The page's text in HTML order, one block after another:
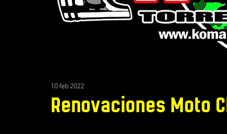
Renovaciones Moto
10 feb 2022